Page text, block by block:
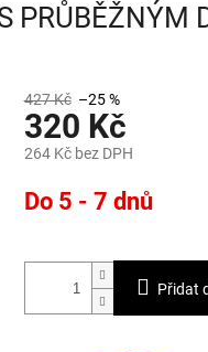
PRŮBĚŽNÝM
427 Kč –25 %
320 Kč
264 Kč bez DPH
cena:
Do 5 - 7 dnů
Přidat